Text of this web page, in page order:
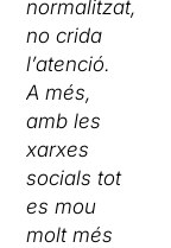
normalitzat,
no crida
l’atenció.
A més,
amb les
xarxes
socials tot
es mou
molt més